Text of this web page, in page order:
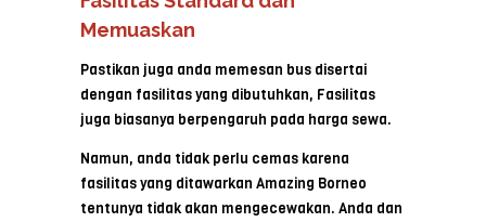
Memuaskan
Pastikan juga anda memesan bus disertai
dengan fasilitas yang dibutuhkan, Fasilitas
juga biasanya berpengaruh pada harga sewa.
Namun, anda tidak perlu cemas karena
fasilitas yang ditawarkan Amazing Borneo
tentunya tidak akan mengecewakan. Anda dan